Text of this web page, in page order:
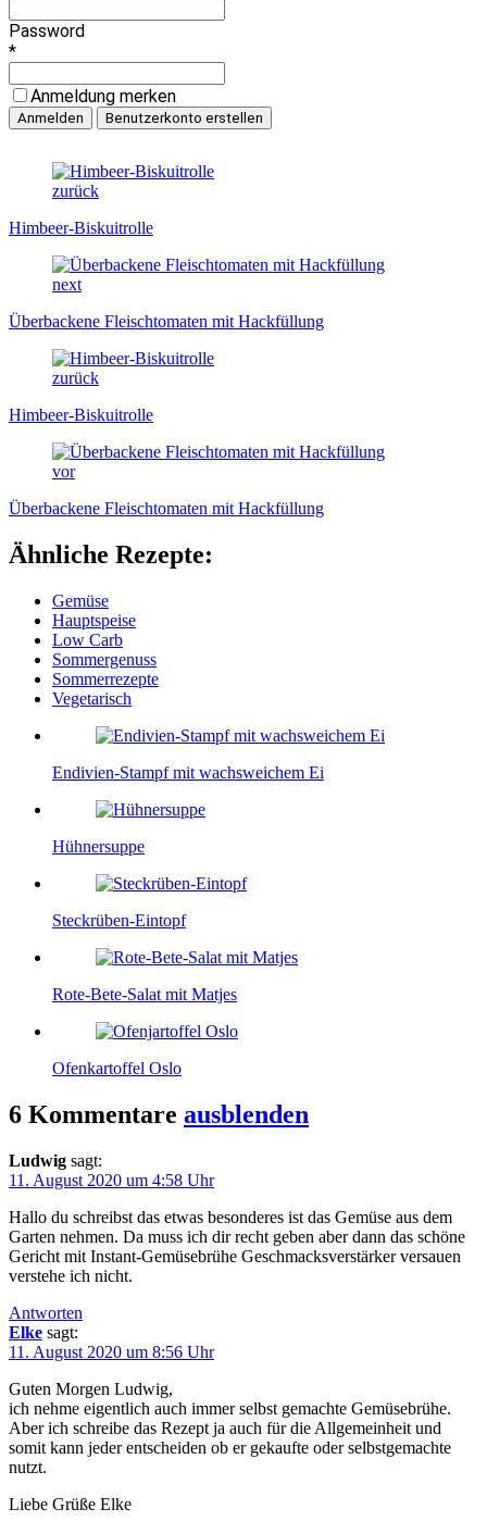
Password
*
Anmeldung merken
zurück
Himbeer-Biskuitrolle
next
Überbackene Fleischtomaten mit Hackfüllung
zurück
Himbeer-Biskuitrolle
vor
Überbackene Fleischtomaten mit Hackfüllung
Ähnliche Rezepte:
Gemüse
Hauptspeise
Low Carb
Sommergenuss
Sommerrezepte
Vegetarisch
Endivien-Stampf mit wachsweichem Ei
Hühnersuppe
Steckrüben-Eintopf
Rote-Bete-Salat mit Matjes
Ofenkartoffel Oslo
6 Kommentare ausblenden
Ludwig sagt:
11. August 2020 um 4:58 Uhr
Hallo du schreibst das etwas besonderes ist das Gemüse aus dem
Garten nehmen. Da muss ich dir recht geben aber dann das schöne
Gericht mit Instant-Gemüsebrühe Geschmacksverstärker versauen
verstehe ich nicht.
Antworten
Elke sagt:
11. August 2020 um 8:56 Uhr
Guten Morgen Ludwig,
ich nehme eigentlich auch immer selbst gemachte Gemüsebrühe.
Aber ich schreibe das Rezept ja auch für die Allgemeinheit und
somit kann jeder entscheiden ob er gekaufte oder selbstgemachte
nutzt.
Liebe Grüße Elke